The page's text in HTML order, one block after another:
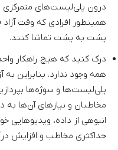
درون پلی‌لیست‌های متمرکزی
همینطور افرادی که وقت آزاد
پشت به پشت تماشا کنند.
درک کنید که هیچ راهکار
همه وجود ندارد. بنابراین
پلی‌لیست‌ها و سوژه‌ها
مخاطبان و نیازهای آن‌ها
انبوهی از داده،
حداکثری مخاطب و افزایش